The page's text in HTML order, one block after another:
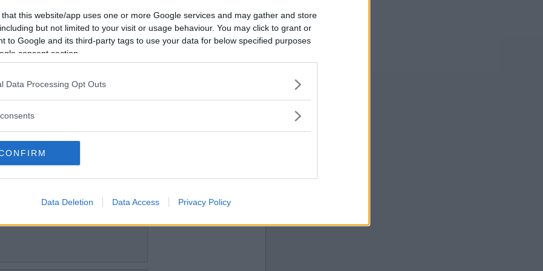
that this website/app uses one or more Google services and may gather and store
but not limited to your visit or usage behaviour. You may click to grant or
to Google and its third-party tags to use your data for below specified purposes
consent section.
Data Processing Opt Outs
Data Deletion Data Access Privacy Policy
Vill du bli
medlem?